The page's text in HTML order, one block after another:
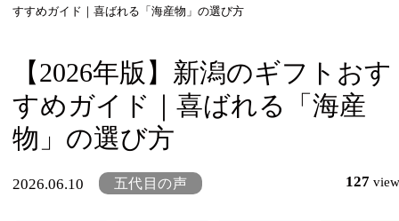
すすめガイド｜喜ばれる「海産物」の選び方
【2026年版】新潟のギフトおす
すめガイド｜喜ばれる「海産
物」の選び方
2026.06.10 五代目の声 127 view